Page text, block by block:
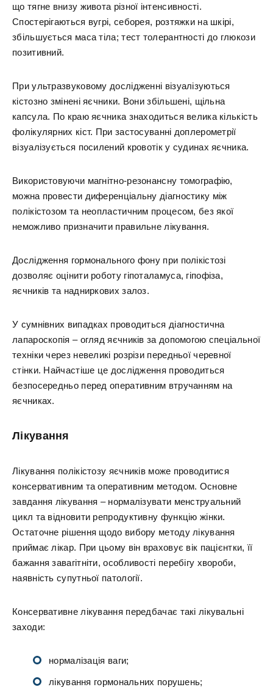
що тягне внизу живота різної інтенсивності.
Спостерігаються вугрі, себорея, розтяжки на шкірі,
збільшується маса тіла; тест толерантності до глюкози
позитивний.
При ультразвуковому дослідженні візуалізуються
кістозно змінені яєчники. Вони збільшені, щільна
капсула. По краю яєчника знаходиться велика кількість
фолікулярних кіст. При застосуванні доплерометрії
візуалізується посилений кровотік у судинах яєчника.
Використовуючи магнітно-резонансну томографію,
можна провести диференціальну діагностику між
полікістозом та неопластичним процесом, без якої
неможливо призначити правильне лікування.
Дослідження гормонального фону при полікістозі
дозволяє оцінити роботу гіпоталамуса, гіпофіза,
яєчників та надниркових залоз.
У сумнівних випадках проводиться діагностична
лапароскопія – огляд яєчників за допомогою спеціальної
техніки через невеликі розрізи передньої черевної
стінки. Найчастіше це дослідження проводиться
безпосередньо перед оперативним втручанням на
яєчниках.
Лікування
Лікування полікістозу яєчників може проводитися
консервативним та оперативним методом. Основне
завдання лікування – нормалізувати менструальний
цикл та відновити репродуктивну функцію жінки.
Остаточне рішення щодо вибору методу лікування
приймає лікар. При цьому він враховує вік пацієнтки, її
бажання завагітніти, особливості перебігу хвороби,
наявність супутньої патології.
Консервативне лікування передбачає такі лікувальні
заходи:
нормалізація ваги;
лікування гормональних порушень;